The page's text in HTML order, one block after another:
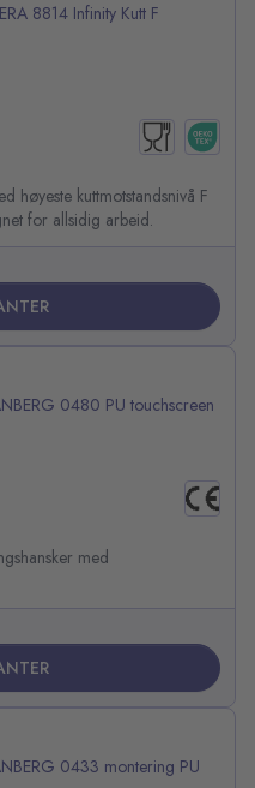
8814 Infinity Kutt F
høyeste kuttmotstandsnivå F
for allsidig arbeid.
0480 PU touchscreen
med
0433 montering PU